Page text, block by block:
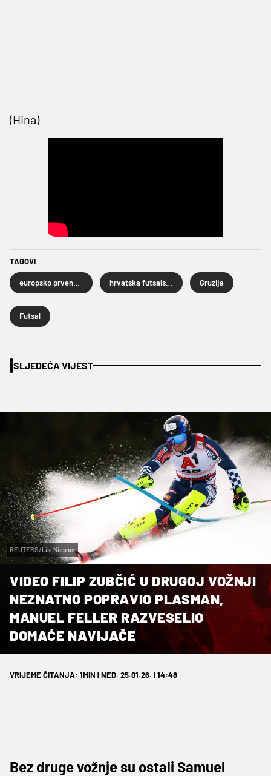
(Hina)
TAGOVI
Gruzija
Futsal
SLJEDEĆA VIJEST
REUTERS/Lisi Niesner
VIDEO FILIP ZUBČIĆ U DRUGOJ VOŽNJI
NEZNATNO POPRAVIO PLASMAN,
MANUEL FELLER RAZVESELIO
DOMAĆE NAVIJAČE
VRIJEME ČITANJA: 1MIN | NED. 25.01.26. | 14:48
Bez druge vožnje su ostali Samuel